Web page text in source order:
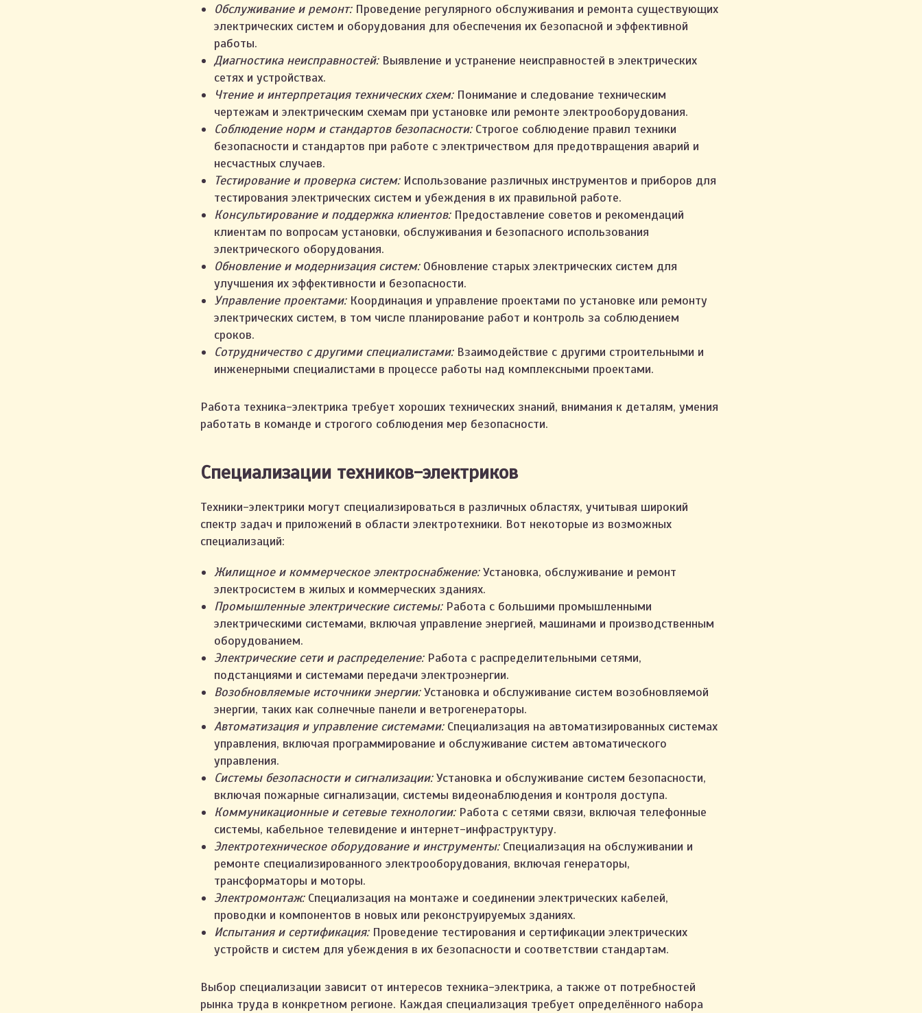
Обслуживание и ремонт: Проведение регулярного обслуживания и ремонта существующих
электрических систем и оборудования для обеспечения их безопасной и эффективной
работы.
Диагностика неисправностей:Выявление и устранение неисправностей в электрических
сетях и устройствах.
Чтение и интерпретация технических схем:Понимание и следование техническим
чертежам и электрическим схемам при установке или ремонте электрооборудования.
Соблюдение норм и стандартов безопасности:Строгое соблюдение правил техники
безопасности и стандартов при работе с электричеством для предотвращения аварий и
несчастных случаев.
Тестирование и проверка систем: Использование различных инструментов и приборов для
тестирования электрических систем и убеждения в их правильной работе.
Консультирование и поддержка клиентов:Предоставление советов и рекомендаций
клиентам по вопросам установки, обслуживания и безопасного использования
электрического оборудования.
Обновление и модернизация систем: Обновление старых электрических систем для
улучшения их эффективности и безопасности.
Управление проектами: Координация и управление проектами по установке или ремонту
электрических систем, в том числе планирование работ и контроль за соблюдением
сроков.
Сотрудничество с другими специалистами: Взаимодействие с другими строительными и
инженерными специалистами в процессе работы над комплексными проектами.
Работа техника-электрика требует хороших технических знаний, внимания к деталям, умения
работать в команде и строгого соблюдения мер безопасности.
Специализации техников-электриков
Техники-электрики могут специализироваться в различных областях, учитывая широкий
спектр задач и приложений в области электротехники. Вот некоторые из возможных
специализаций:
Жилищное и коммерческое электроснабжение:Установка, обслуживание и ремонт
электросистем в жилых и коммерческих зданиях.
Промышленные электрические системы:Работа с большими промышленными
электрическими системами, включая управление энергией, машинами и производственным
оборудованием.
Электрические сети и распределение:Работа с распределительными сетями,
подстанциями и системами передачи электроэнергии.
Возобновляемые источники энергии:Установка и обслуживание систем возобновляемой
энергии, таких как солнечные панели и ветрогенераторы.
Автоматизация и управление системами: Специализация на автоматизированных системах
управления, включая программирование и обслуживание систем автоматического
управления.
Системы безопасности и сигнализации:Установка и обслуживание систем безопасности,
включая пожарные сигнализации, системы видеонаблюдения и контроля доступа.
Коммуникационные и сетевые технологии: Работа с сетями связи, включая телефонные
системы, кабельное телевидение и интернет-инфраструктуру.
Электротехническое оборудование и инструменты: Специализация на обслуживании и
ремонте специализированного электрооборудования, включая генераторы,
трансформаторы и моторы.
Электромонтаж:Специализация на монтаже и соединении электрических кабелей,
проводки и компонентов в новых или реконструируемых зданиях.
Испытания и сертификация:Проведение тестирования и сертификации электрических
устройств и систем для убеждения в их безопасности и соответствии стандартам.
Выбор специализации зависит от интересов техника-электрика, а также от потребностей
рынка труда в конкретном регионе. Каждая специализация требует определённого набора